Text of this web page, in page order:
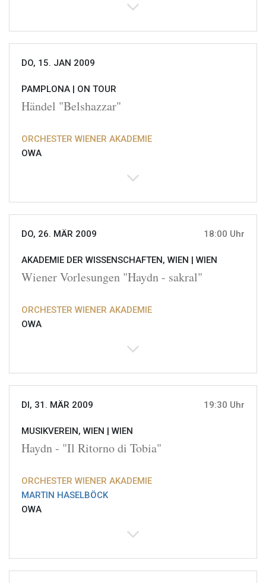
DO, 15. JAN 2009
PAMPLONA | ON TOUR
Händel "Belshazzar"
ORCHESTER WIENER AKADEMIE
OWA
DO, 26. MÄR 2009 18:00 Uhr
AKADEMIE DER WISSENSCHAFTEN, WIEN | WIEN
Wiener Vorlesungen "Haydn - sakral"
ORCHESTER WIENER AKADEMIE
OWA
DI, 31. MÄR 2009 19:30 Uhr
MUSIKVEREIN, WIEN | WIEN
Haydn - "Il Ritorno di Tobia"
ORCHESTER WIENER AKADEMIE
MARTIN HASELBÖCK
OWA